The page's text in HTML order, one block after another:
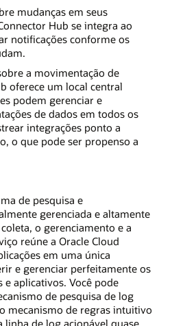
mudanças em seus
Hub se integra ao
notificações conforme os
a movimentação de
oferece um local central
podem gerenciar e
de dados em todos os
integrações ponto a
o que pode ser propenso a
de pesquisa e
gerenciada e altamente
o gerenciamento e a
reúne a Oracle Cloud
em uma única
e gerenciar perfeitamente os
aplicativos. Você pode
de pesquisa de log
mecanismo de regras intuitivo